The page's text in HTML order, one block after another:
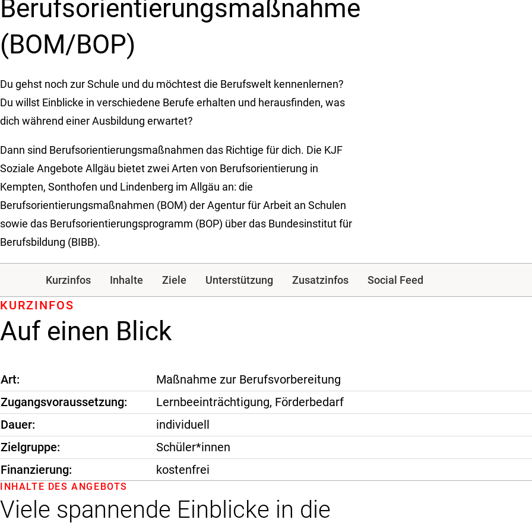
Berufs­orientierungs­maßnahme
(BOM/BOP)
Du gehst noch zur Schule und du möchtest die Berufswelt kennenlernen?
Du willst Einblicke in verschiedene Berufe erhalten und herausfinden, was
dich während einer Ausbildung erwartet?
Dann sind Berufsorientierungsmaßnahmen das Richtige für dich. Die KJF
Soziale Angebote Allgäu bietet zwei Arten von Berufsorientierung in
Kempten, Sonthofen und Lindenberg im Allgäu an: die
Berufsorientierungsmaßnahmen (BOM) der Agentur für Arbeit an Schulen
sowie das Berufsorientierungsprogramm (BOP) über das Bundesinstitut für
Berufsbildung (BIBB).
Kurzinfos Inhalte Ziele Unterstützung Zusatzinfos Social Feed
Auf einen Blick
KURZINFOS
Art
Maßnahme zur Berufsvorbereitung
Zugangsvoraussetzung
Lernbeeinträchtigung, Förderbedarf
Dauer
individuell
Zielgruppe
Schüler*innen
Finanzierung
kostenfrei
Viele spannende Einblicke in die
INHALTE DES ANGEBOTS